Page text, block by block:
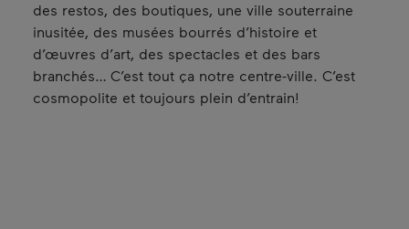
des restos, des boutiques, une ville souterraine
inusitée, des musées bourrés d’histoire et
d’œuvres d’art, des spectacles et des bars
branchés… C’est tout ça notre centre-ville. C’est
cosmopolite et toujours plein d’entrain!